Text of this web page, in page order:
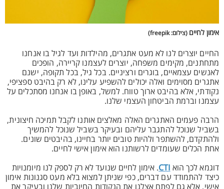
אימון לחיים (צילום: freepik)
החיים יוצרים לנו לא מעט אתגרים, מהילדות ועד לגיל בו אנחנו
מתחתנים, מקימים משפחה, יוצרים לעצמנו קריירה, הופכים
לאנשים עצמאיים, בוגרים ורציניים. בכל גיל, בכל תקופה, ישנם
אתגרים מסוימים ואלה יכולים להשפיע עלינו, לא רק בהיבט ספציפי,
נקודתי, אלא בהיבט ארוך טווח. למשל, באופן בו אנחנו מסתכלים על
עצמנו וברמת הביטחון העצמי שלנו.
הרבה פעמים האתגרים האלה מאלצים אותנו לקבל תמיכה חיצונית,
בשביל שנוכל להתגבר עליהם ובעיקר בשביל שנוכל להמשיך
ולהתקדם, להשתפר ולהיות טובים יותר בחיינו, בהיבטים שונים.
אחת הכלים שעומדים לרשותנו הוא אימון אישי לחיים.
דוגמא לכך הוא CTI. אימון לחיים שנועד לא רק לספק לנו מיומנויות
כיצד להתמודד עם דברים, כפי שניתן למצוא בלא מעט סגנונות אימון
אישי, אלא גם לפתח אצלנו את הנקודות החיוביות שלנו ובעיקר את